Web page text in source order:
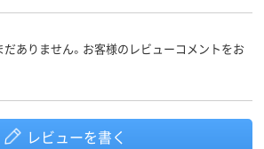
ありません。お客様のレビューコメントをお
レビューを書く